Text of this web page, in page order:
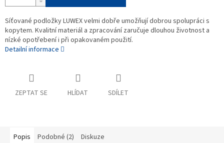
Síťované podložky LUWEX velmi dobře umožňují dobrou spolupráci s
kopytem. Kvalitní materiál a zpracování zaručuje dlouhou životnost a
nízké opotřebení i při opakovaném použití.
Detailní informace
ZEPTAT SE HLÍDAT SDÍLET
Popis Podobné (2) Diskuze